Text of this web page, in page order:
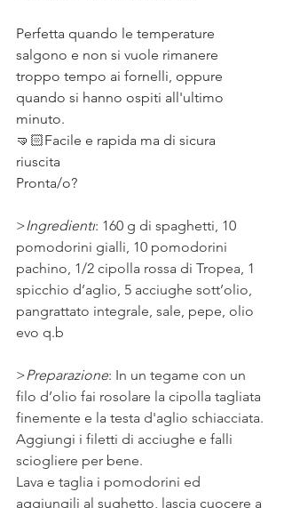
Perfetta quando le temperature
salgono e non si vuole rimanere
troppo tempo ai fornelli, oppure
quando si hanno ospiti all'ultimo
minuto. ⠀
🤜🏻Facile e rapida ma di sicura
riuscita⠀
Pronta/o?
>Ingredienti: 160 g di spaghetti, 10
pomodorini gialli, 10 pomodorini
pachino, 1/2 cipolla rossa di Tropea, 1
spicchio d’aglio, 5 acciughe sott’olio,
pangrattato integrale, sale, pepe, olio
evo q.b
>Preparazione: In un tegame con un
filo d’olio fai rosolare la cipolla tagliata
finemente e la testa d'aglio schiacciata.
Aggiungi i filetti di acciughe e falli
sciogliere per bene.
Lava e taglia i pomodorini ed
aggiungili al sughetto, lascia cuocere a